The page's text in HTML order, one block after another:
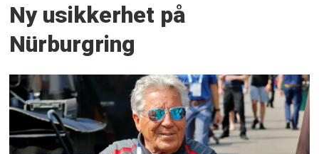
Ny usikkerhet på
Nürburgring